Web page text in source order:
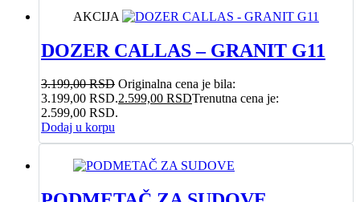
AKCIJA
DOZER CALLAS – GRANIT G11
3.199,00RSD Originalna cena je bila:
3.199,00 RSD.2.599,00 RSDTrenutna cena je:
2.599,00 RSD.
Dodaj u korpu